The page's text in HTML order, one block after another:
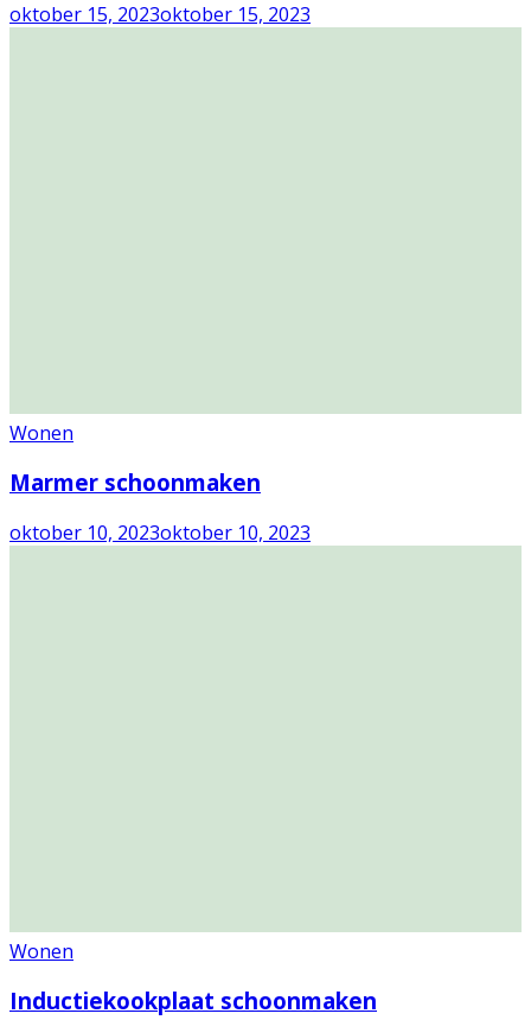
oktober 15, 2023oktober 15, 2023
Wonen
Marmer schoonmaken
oktober 10, 2023oktober 10, 2023
Wonen
Inductiekookplaat schoonmaken